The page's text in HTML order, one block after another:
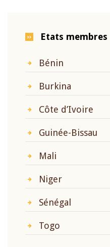
Etats membres
Bénin
Burkina
Côte d’Ivoire
Guinée-Bissau
Mali
Niger
Sénégal
Togo